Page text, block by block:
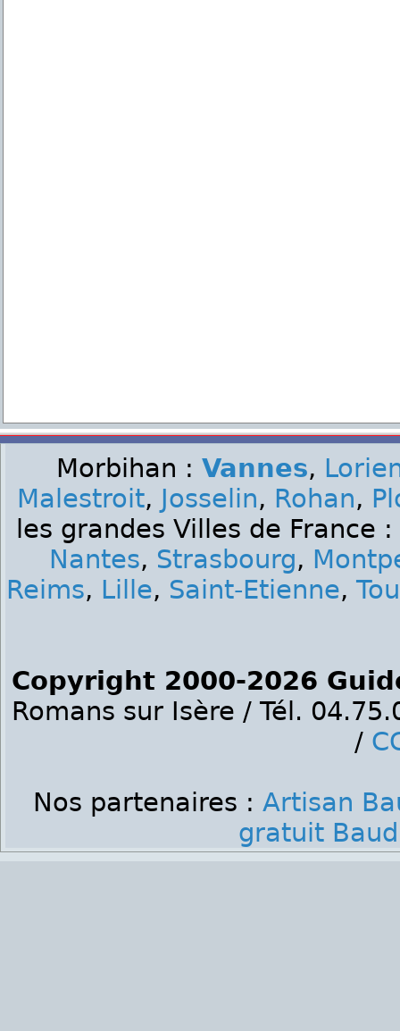
Morbihan : Vannes,
Malestroit, Josselin, Rohan,
les grandes Villes de France :
Nantes, Strasbourg,
Reims, Lille, Saint-Etienne,
Copyright 2000-2026
Romans sur Isère / Tél.
/
Nos partenaires : Artisan
gratuit Baud